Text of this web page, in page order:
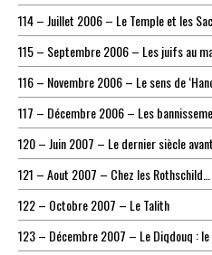
114 – Juillet 2006 – Le Temple et les
115 – Septembre 2006 – Les juifs au
116 – Novembre 2006 – Le sens de
117 – Décembre 2006 – Les
120 – Juin 2007 – Le dernier siècle
121 – Aout 2007 – Chez les Rothschild…
122 – Octobre 2007 – Le Talith
123 – Décembre 2007 – Le Diqdouq :